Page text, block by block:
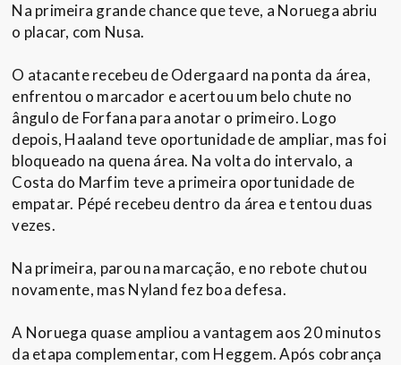
Na primeira grande chance que teve, a Noruega abriu
o placar, com Nusa.
O atacante recebeu de Odergaard na ponta da área,
enfrentou o marcador e acertou um belo chute no
ângulo de Forfana para anotar o primeiro. Logo
depois, Haaland teve oportunidade de ampliar, mas foi
bloqueado na quena área. Na volta do intervalo, a
Costa do Marfim teve a primeira oportunidade de
empatar. Pépé recebeu dentro da área e tentou duas
vezes.
Na primeira, parou na marcação, e no rebote chutou
novamente, mas Nyland fez boa defesa.
A Noruega quase ampliou a vantagem aos 20 minutos
da etapa complementar, com Heggem. Após cobrança